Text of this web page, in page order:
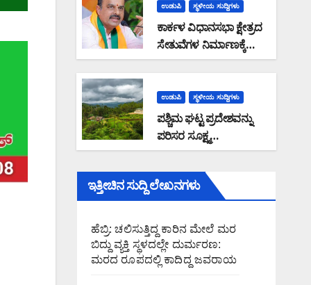
ಹೊರಟ್ಟಿ ರಾಜೀನಾಮೆ
ಉಡುಪಿ ಸ್ಥಳೀಯ ಸುದ್ದಿಗಳು
ಕಾರ್ಕಳ ವಿಧಾನಸಭಾ ಕ್ಷೇತ್ರದ
ಸೇತುವೆಗಳ ನಿರ್ಮಾಣಕ್ಕೆ
2.05 ಕೋಟಿ ಅನುದಾನ
ಕುಮಾರ್ ಮಾಹಿತಿ
ಉಡುಪಿ ಸ್ಥಳೀಯ ಸುದ್ದಿಗಳು
ಪಶ್ಚಿಮ ಘಟ್ಟ ಪ್ರದೇಶವನ್ನು
ಪರಿಸರ ಸೂಕ್ಷ್ಮ
ವಲಯವನ್ನಾಗಿ ಘೋಷಿಸಿದರೆ
ಅರಣ್ಯದಂಚಿನ ಜನರಿಗೆ
ಸಮಸ್ಯೆ: ರಾಜ್ಯ ಸರ್ಕಾರವು
ಭೌತಿಕ ಸಮೀಕ್ಷೆ ನಡೆಸಿ
ಜನವಸತಿ ಪ್ರದೇಶ
ವಿರಹಿತಗೊಳಿಸಿ ಜನರ
ಆತಂಕವನ್ನು ನಿವಾರಿಸಬೇಕು :
ಇತ್ತೀಚಿನ ಸುದ್ದಿ ಲೇಖನಗಳು
ಹೆಬ್ರಿ: ಚಲಿಸುತ್ತಿದ್ದ ಕಾರಿನ ಮೇಲೆ ಮರ
ಬಿದ್ದು ವ್ಯಕ್ತಿ ಸ್ಥಳದಲ್ಲೇ ದುರ್ಮರಣ:
ಮರದ ರೂಪದಲ್ಲಿ ಕಾದಿದ್ದ ಜವರಾಯ